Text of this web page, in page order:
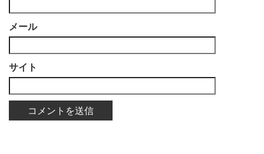
メール
サイト